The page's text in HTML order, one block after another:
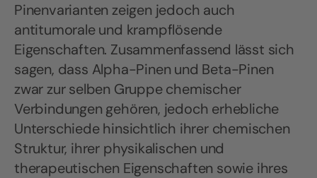
Pinenvarianten zeigen jedoch auch
antitumorale und krampflösende
Eigenschaften. Zusammenfassend lässt sich
sagen, dass Alpha-Pinen und Beta-Pinen
zwar zur selben Gruppe chemischer
Verbindungen gehören, jedoch erhebliche
Unterschiede hinsichtlich ihrer chemischen
Struktur, ihrer physikalischen und
therapeutischen Eigenschaften sowie ihres